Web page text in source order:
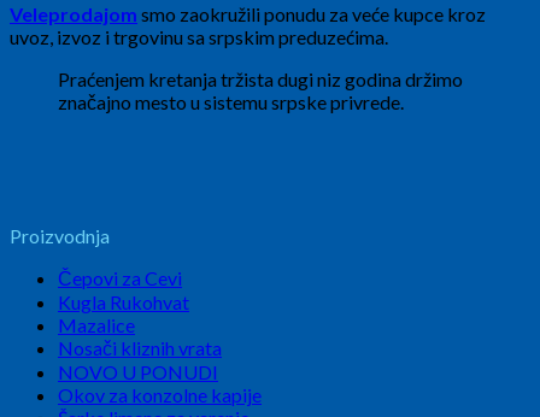
Veleprodajom smo zaokružili ponudu za veće kupce kroz
uvoz, izvoz i trgovinu sa srpskim preduzećima.
Praćenjem kretanja tržista dugi niz godina držimo
značajno mesto u sistemu srpske privrede.
Proizvodnja
Čepovi za Cevi
Kugla Rukohvat
Mazalice
Nosači kliznih vrata
NOVO U PONUDI
Okov za konzolne kapije